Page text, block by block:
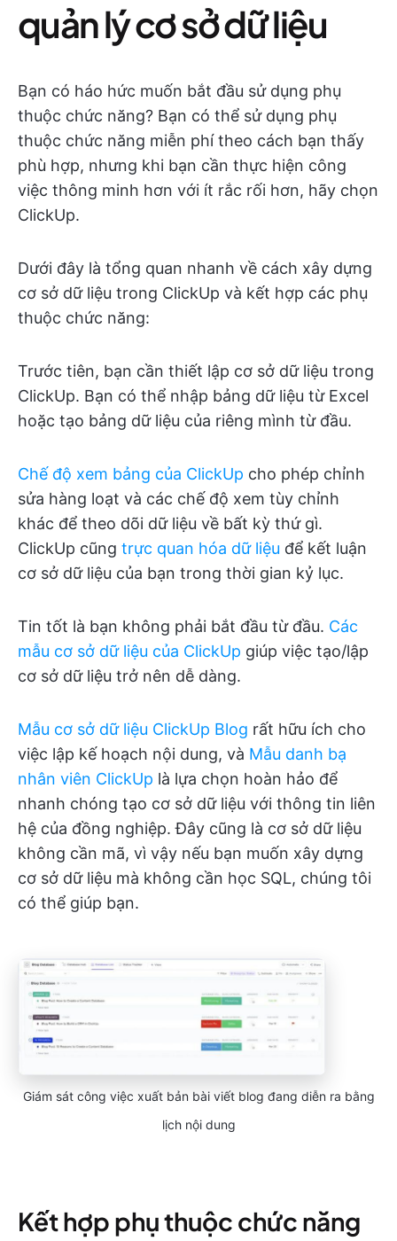
quản lý cơ sở dữ liệu
Bạn có háo hức muốn bắt đầu sử dụng phụ
thuộc chức năng? Bạn có thể sử dụng phụ
thuộc chức năng miễn phí theo cách bạn thấy
phù hợp, nhưng khi bạn cần thực hiện công
việc thông minh hơn với ít rắc rối hơn, hãy chọn
ClickUp.
Dưới đây là tổng quan nhanh về cách xây dựng
cơ sở dữ liệu trong ClickUp và kết hợp các phụ
thuộc chức năng:
Trước tiên, bạn cần thiết lập cơ sở dữ liệu trong
ClickUp. Bạn có thể nhập bảng dữ liệu từ Excel
hoặc tạo bảng dữ liệu của riêng mình từ đầu.
Chế độ xem bảng của ClickUp cho phép chỉnh
sửa hàng loạt và các chế độ xem tùy chỉnh
khác để theo dõi dữ liệu về bất kỳ thứ gì.
ClickUp cũng trực quan hóa dữ liệu để kết luận
cơ sở dữ liệu của bạn trong thời gian kỷ lục.
Tin tốt là bạn không phải bắt đầu từ đầu. Các
mẫu cơ sở dữ liệu của ClickUp giúp việc tạo/lập
cơ sở dữ liệu trở nên dễ dàng.
Mẫu cơ sở dữ liệu ClickUp Blog rất hữu ích cho
việc lập kế hoạch nội dung, và Mẫu danh bạ
nhân viên ClickUp là lựa chọn hoàn hảo để
nhanh chóng tạo cơ sở dữ liệu với thông tin liên
hệ của đồng nghiệp. Đây cũng là cơ sở dữ liệu
không cần mã, vì vậy nếu bạn muốn xây dựng
cơ sở dữ liệu mà không cần học SQL, chúng tôi
có thể giúp bạn.
Giám sát công việc xuất bản bài viết blog đang diễn ra bằng
lịch nội dung
Kết hợp phụ thuộc chức năng